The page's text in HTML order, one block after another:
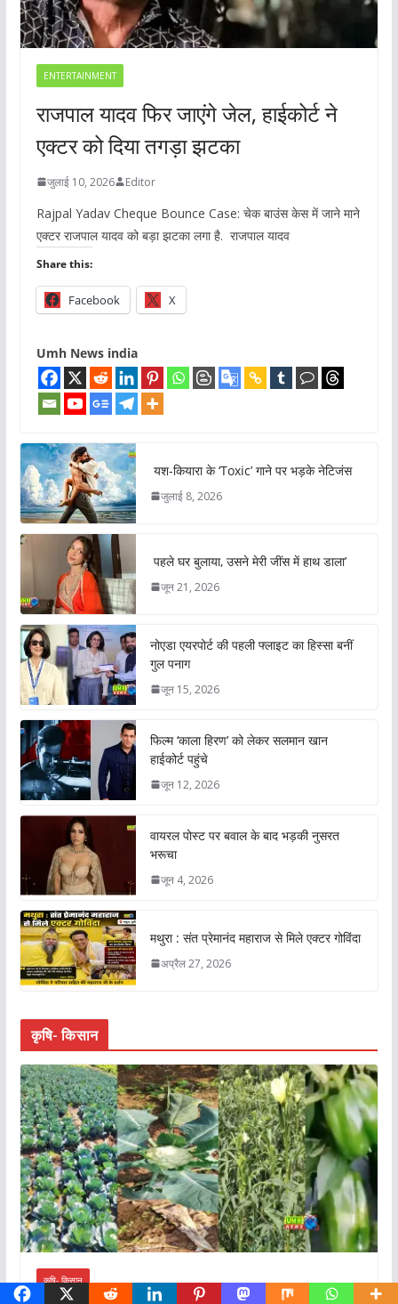
ENTERTAINMENT
राजपाल यादव फिर जाएंगे जेल, हाईकोर्ट ने
एक्टर को दिया तगड़ा झटका
जुलाई 10, 2026 Editor
Rajpal Yadav Cheque Bounce Case: चेक बाउंस केस में जाने माने
एक्टर राजपाल यादव को बड़ा झटका लगा है. राजपाल यादव
Share this:
Facebook X
Umh News india
यश-कियारा के ‘Toxic’ गाने पर भड़के नेटिजंस
जुलाई 8, 2026
पहले घर बुलाया, उसने मेरी जींस में हाथ डाला’
जून 21, 2026
नोएडा एयरपोर्ट की पहली फ्लाइट का हिस्सा बनीं
गुल पनाग
जून 15, 2026
फिल्म ‘काला हिरण’ को लेकर सलमान खान
हाईकोर्ट पहुंचे
जून 12, 2026
वायरल पोस्ट पर बवाल के बाद भड़की नुसरत
भरूचा
जून 4, 2026
मथुरा : संत प्रेमानंद महाराज से मिले एक्टर गोविंदा
अप्रैल 27, 2026
कृषि- किसान
कृषि- किसान